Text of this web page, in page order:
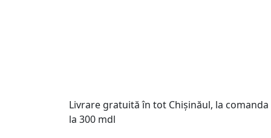
Livrare gratuită în tot Chișinăul, la comanda
la 300 mdl